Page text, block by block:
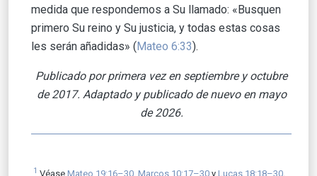
medida que respondemos a Su llamado: «Busquen
primero Su reino y Su justicia, y todas estas cosas
les serán añadidas» (Mateo 6:33).
Publicado por primera vez en septiembre y octubre
de 2017. Adaptado y publicado de nuevo en mayo
de 2026.
1 Véase Mateo 19:16–30, Marcos 10:17–30 y Lucas 18:18–30.